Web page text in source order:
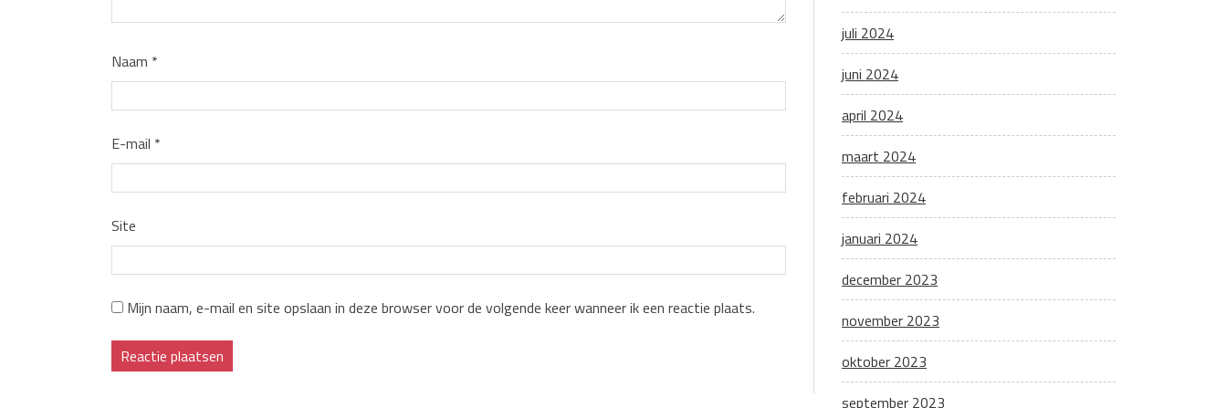
Naam *
E-mail *
Site
Mijn naam, e-mail en site opslaan in deze browser voor de volgende keer wanneer ik een reactie plaats.
juli 2024
juni 2024
april 2024
maart 2024
februari 2024
januari 2024
december 2023
november 2023
oktober 2023
september 2023